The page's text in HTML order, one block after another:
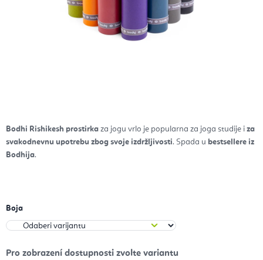
Bodhi Rishikesh prostirka za jogu vrlo je popularna za joga studije i za
svakodnevnu upotrebu zbog svoje izdržljivosti. Spada u bestsellere iz
Bodhija.
Boja